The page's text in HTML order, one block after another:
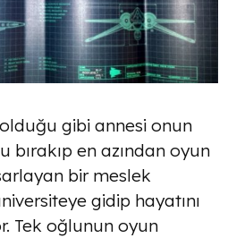
gibi annesi onun
bırakıp en azından oyun
bir meslek
gidip hayatını
Tek oğlunun oyun